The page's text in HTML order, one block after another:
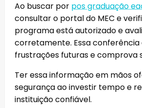
Ao buscar por pos graduação
consultar o portal do MEC e
programa está autorizado e
corretamente. Essa conferência
frustrações futuras e comprova
Ter essa informação em mãos
segurança ao investir tempo e
instituição confiável.